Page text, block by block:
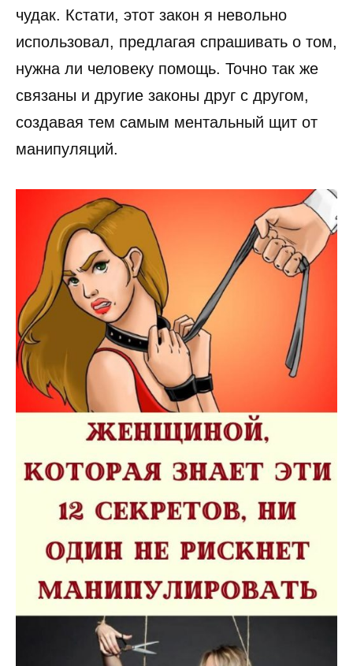
чудак. Кстати, этот закон я невольно
использовал, предлагая спрашивать о том,
нужна ли человеку помощь. Точно так же
связаны и другие законы друг с другом,
создавая тем самым ментальный щит от
манипуляций.